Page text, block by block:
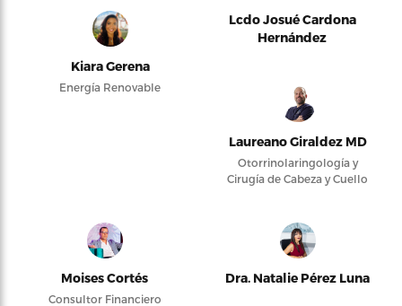
Kiara Gerena
Energía Renovable
Lcdo Josué Cardona
Hernández
Laureano Giraldez MD
Otorrinolaringología y
Cirugía de Cabeza y Cuello
Moises Cortés
Consultor Financiero
Dra. Natalie Pérez Luna